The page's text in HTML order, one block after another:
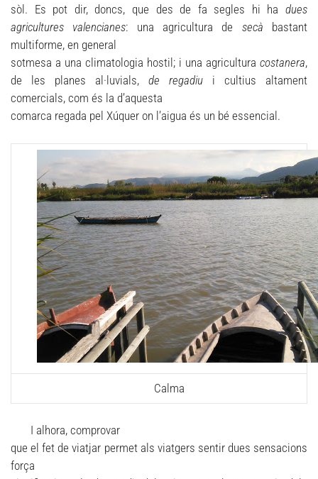
sòl. Es pot dir, doncs, que des de fa segles hi ha dues
agricultures valencianes: una agricultura de secà bastant
multiforme, en general
sotmesa a una climatologia hostil; i una agricultura costanera,
de les planes al·luvials, de regadiu i cultius altament
comercials, com és la d’aquesta
comarca regada pel Xúquer on l’aigua és un bé essencial.
Calma
I alhora, comprovar
que el fet de viatjar permet als viatgers sentir dues sensacions
força